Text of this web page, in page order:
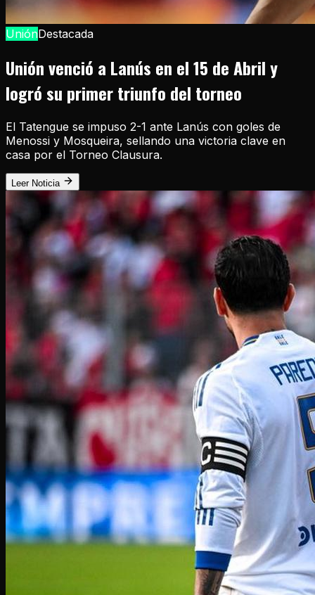
UniónDestacada
Unión venció a Lanús en el 15 de Abril y
logró su primer triunfo del torneo
El Tatengue se impuso 2-1 ante Lanús con goles de
Menossi y Mosqueira, sellando una victoria clave en
casa por el Torneo Clausura.
Leer Noticia